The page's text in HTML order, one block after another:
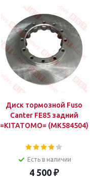
Диск тормозной Fuso
Canter FE85 задний
=KITATOMO= (MK584504)
Есть в наличии
4 500 ₽